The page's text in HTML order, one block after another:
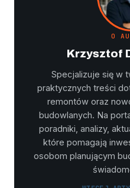
O
Krzysztof
Specjalizuje się w
praktycznych treści
remontów oraz
budowlanych. Na
poradniki, analizy,
które pomagają
osobom planującym